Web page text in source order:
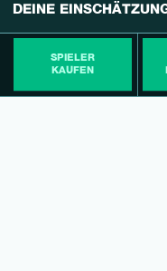
DEINE
SPIELER
KAUFEN